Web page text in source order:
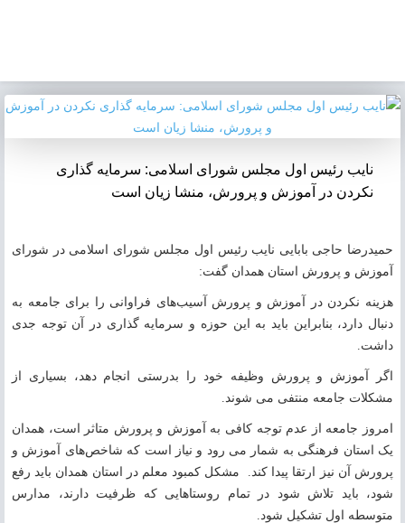
نایب رئیس اول مجلس شورای اسلامی: سرمایه گذاری
نکردن در آموزش و پرورش، منشا زیان است
حمیدرضا حاجی بابایی نایب رئیس اول مجلس شورای اسلامی در شورای
آموزش و پرورش استان همدان گفت:
هزینه نکردن در آموزش و پرورش آسیب‌های فراوانی را برای جامعه به
دنبال دارد، بنابراین باید به این حوزه و سرمایه گذاری در آن توجه جدی
داشت.
اگر آموزش و پرورش وظیفه خود را بدرستی انجام دهد، بسیاری از
مشکلات جامعه منتفی می شوند.
امروز جامعه از عدم توجه کافی به آموزش و پرورش متاثر است، همدان
یک استان فرهنگی به شمار می رود و نیاز است که شاخص‌های آموزش و
پرورش آن نیز ارتقا پیدا کند. مشکل کمبود معلم در استان همدان باید رفع
شود، باید تلاش شود در تمام روستاهایی که ظرفیت دارند، مدارس
متوسطه اول تشکیل شود.